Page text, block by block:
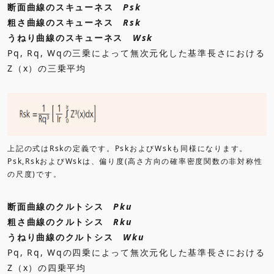
断面曲線のスキューネス Psk
粗さ曲線のスキューネス Rsk
うねり曲線のスキューネス Wsk
Pq, Rq, Wqの三乗によって無次元化した基準長さにおける
Z（x）の三乗平均
上記の式はRskの定義です。PskおよびWskも同様になります。
Psk,RskおよびWskは、偏り度(高さ方向の確率密度関数の非対称性
の尺度)です。
断面曲線のクルトシスPku
粗さ曲線のクルトシスRku
うねり曲線のクルトシス Wku
Pq, Rq, Wqの四乗によって無次元化した基準長さにおける
Z（x）の四乗平均